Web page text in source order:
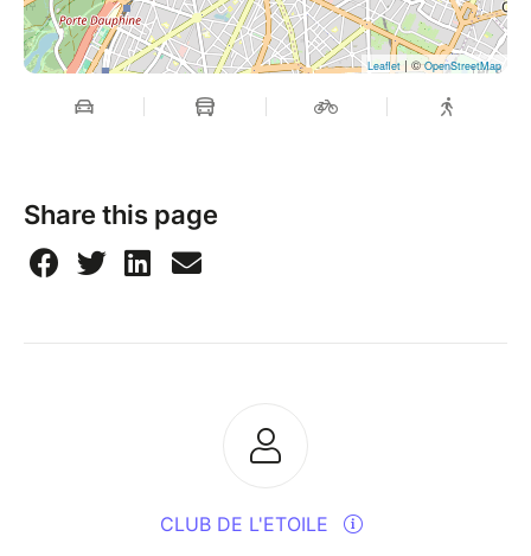
Leaflet | ©OpenStreetMap
Share this page
CLUB DE L'ETOILE